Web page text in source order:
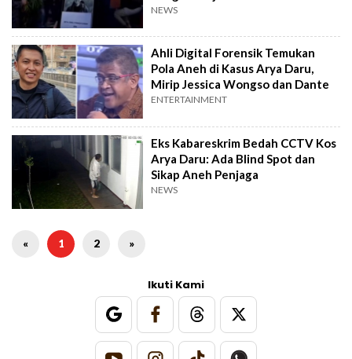
Gelap
NEWS
Ahli Digital Forensik Temukan
Pola Aneh di Kasus Arya Daru,
Mirip Jessica Wongso dan Dante
ENTERTAINMENT
Eks Kabareskrim Bedah CCTV Kos
Arya Daru: Ada Blind Spot dan
Sikap Aneh Penjaga
NEWS
« 1 2 »
Ikuti Kami